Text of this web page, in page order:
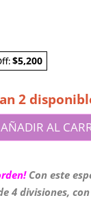
$5,200
2
AÑADIR AL
Con este
4 divisiones,